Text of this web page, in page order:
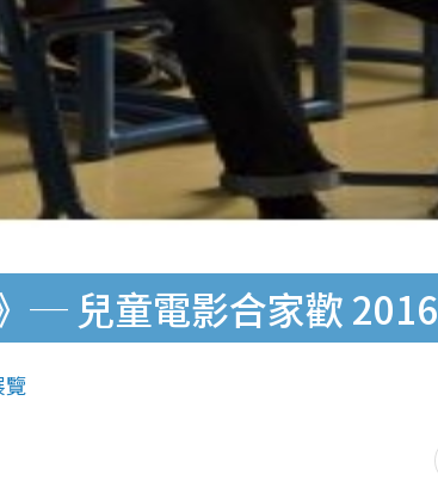
─ 兒童電影合家歡 2016
覽